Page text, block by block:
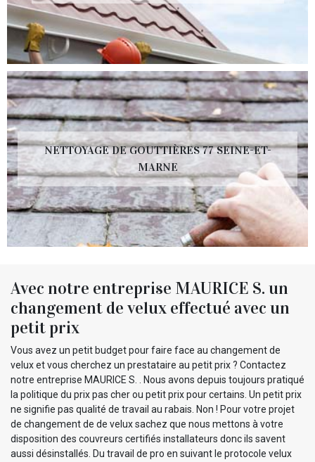
NETTOYAGE DE GOUTTIÈRES 77 SEINE-ET-
MARNE
Avec notre entreprise MAURICE S. un
changement de velux effectué avec un
petit prix
Vous avez un petit budget pour faire face au changement de
velux et vous cherchez un prestataire au petit prix ? Contactez
notre entreprise MAURICE S. . Nous avons depuis toujours pratiqué
la politique du prix pas cher ou petit prix pour certains. Un petit prix
ne signifie pas qualité de travail au rabais. Non ! Pour votre projet
de changement de de velux sachez que nous mettons à votre
disposition des couvreurs certifiés installateurs donc ils savent
aussi désinstallés. Du travail de pro en suivant le protocole velux